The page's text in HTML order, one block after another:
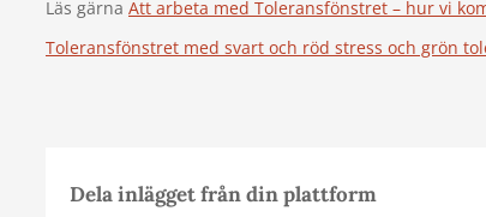
Läs gärna Att arbeta med Toleransfönstret – hur vi
Toleransfönstret med svart och röd stress och grön
Dela inlägget från din plattform